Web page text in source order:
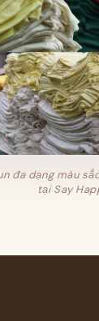
đa dạng màu
tại Say